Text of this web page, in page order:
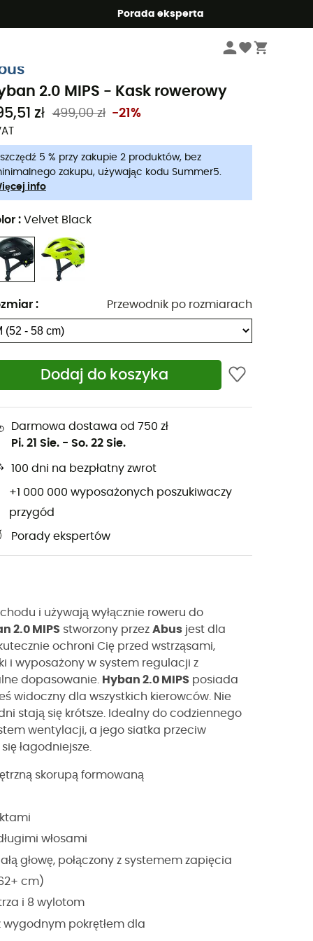
Porada eksperta
2.0 MIPS - Kask rowerowy
zł 499,00 zł -21%
5 % przy zakupie 2 produktów, bez
zakupu, używając kodu Summer5.
info
: Velvet Black
: Przewodnik po rozmiarach
Dodaj do koszyka
Darmowa dostawa od 750 zł
Pi. 21 Sie. - So. 22 Sie.
100 dni na bezpłatny zwrot
+1 000 000 wyposażonych poszukiwaczy
przygód
Porady ekspertów
i używają wyłącznie roweru do
2.0 MIPS stworzony przez Abus jest dla
ochroni Cię przed wstrząsami,
i wyposażony w system regulacji z
dopasowanie.
Hyban 2.0 MIPS posiada
widoczny dla wszystkich kierowców. Nie
stają się krótsze. Idealny do codziennego
wentylacji, a jego siatka przeciw
łagodniejsze.
skorupą formowaną
włosami
głowę, połączony z systemem zapięcia
cm)
i 8 wylotom
pokrętłem dla